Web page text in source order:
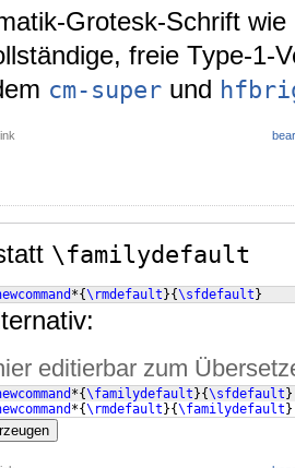
Grotesk-Schrift
freie Type-1-
cm-super und
\familydefault
*{\rmdefault }{\sfdefault }
editierbar zum
*{\familydefault }{\sfdefault }
*{\rmdefault }{\familydefault }